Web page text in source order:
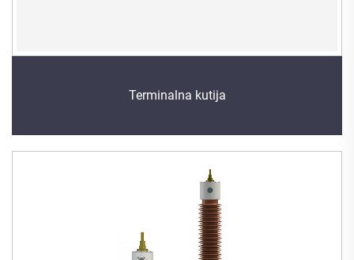
Terminalna kutija